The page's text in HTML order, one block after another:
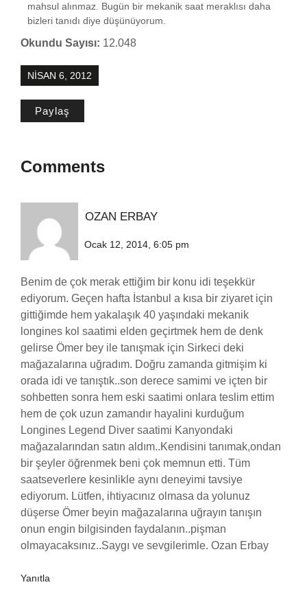
mahsul alınmaz. Bugün bir mekanik saat meraklısı daha
bizleri tanıdı diye düşünüyorum.
Okundu Sayısı: 12.048
NISAN 6, 2012
Paylaş
Comments
OZAN ERBAY
Ocak 12, 2014, 6:05 pm
Benim de çok merak ettiğim bir konu idi teşekkür
ediyorum. Geçen hafta İstanbul a kısa bir ziyaret için
gittiğimde hem yakalaşık 40 yaşındaki mekanik
longines kol saatimi elden geçirtmek hem de denk
gelirse Ömer bey ile tanışmak için Sirkeci deki
mağazalarına uğradım. Doğru zamanda gitmişim ki
orada idi ve tanıştık..son derece samimi ve içten bir
sohbetten sonra hem eski saatimi onlara teslim ettim
hem de çok uzun zamandır hayalini kurduğum
Longines Legend Diver saatimi Kanyondaki
mağazalarından satın aldım..Kendisini tanımak,ondan
bir şeyler öğrenmek beni çok memnun etti. Tüm
saatseverlere kesinlikle aynı deneyimi tavsiye
ediyorum. Lütfen, ihtiyacınız olmasa da yolunuz
düşerse Ömer beyin mağazalarına uğrayın tanışın
onun engin bilgisinden faydalanın..pişman
olmayacaksınız..Saygı ve sevgilerimle. Ozan Erbay
Yanıtla